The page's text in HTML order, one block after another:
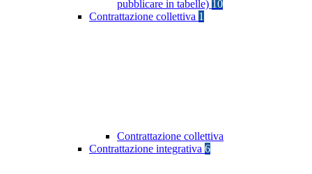
pubblicare in tabelle) 10
Contrattazione collettiva 1
Contrattazione collettiva
Contrattazione integrativa 6